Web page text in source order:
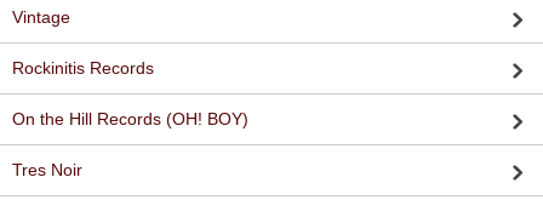
Vintage
Rockinitis Records
On the Hill Records (OH! BOY)
Tres Noir